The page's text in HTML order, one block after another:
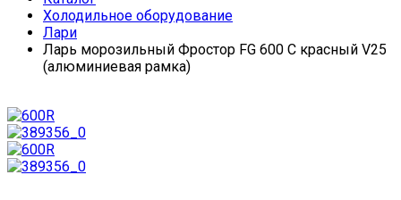
Холодильное оборудование
Лари
Ларь морозильный Фростор FG 600 С красный V25
(алюминиевая рамка)